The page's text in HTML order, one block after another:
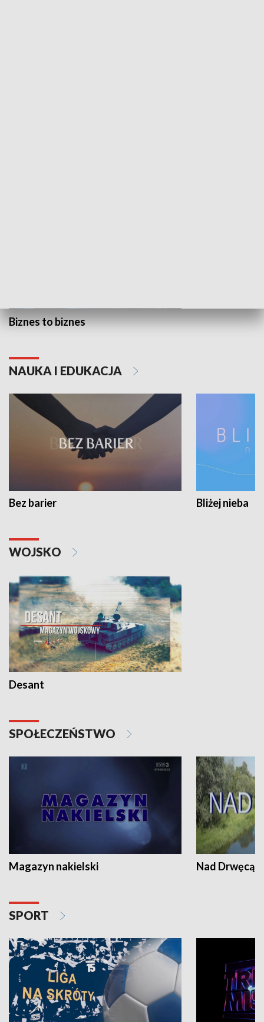
Biznes to biznes
NAUKA I EDUKACJA
Bez barier Bliżej nieba
WOJSKO
Desant
SPOŁECZEŃSTWO
Magazyn nakielski Nad Drwęcą
SPORT